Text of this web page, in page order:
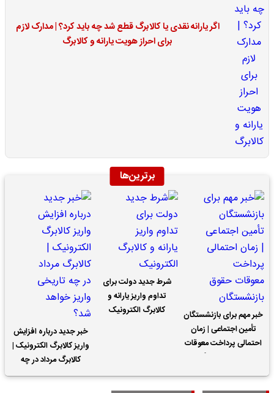
اگر یارانه نقدی یا کالابرگ قطع شد چه باید کرد؟ | مدارک لازم
برای احراز هویت یارانه و کالابرگ
برترین‌ها
خبر مهم برای بازنشستگان
تأمین اجتماعی | زمان
احتمالی پرداخت معوقات
شرط جدید دولت برای
تداوم واریز یارانه و
کالابرگ الکترونیک
خبر جدید درباره افزایش
واریز کالابرگ الکترونیک |
کالابرگ مرداد در چه
تاریخی واریز خواهد شد؟